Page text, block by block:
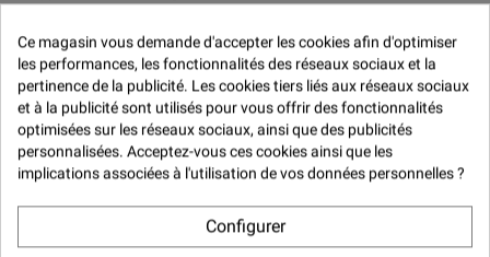
Nettoyage et Finition en Un : Élimine les saletés tout en laissant une
surface lisse et protégée.
Brillance Durable : Laisse un fini brillant et résistant aux intempéries, à
la poussière et à l'eau.
Facilité d’Application : S'applique facilement avec un chiffon doux, sans
nécessiter de matériel spécial.
Polyvalence : Convient à de nombreuses surfaces, offrant une solution
Ce magasin vous demande d'accepter les cookies afin d'optimiser
les performances, les fonctionnalités des réseaux sociaux et la
pertinence de la publicité. Les cookies tiers liés aux réseaux sociaux
et à la publicité sont utilisés pour vous offrir des fonctionnalités
optimisées sur les réseaux sociaux, ainsi que des publicités
personnalisées. Acceptez-vous ces cookies ainsi que les
implications associées à l'utilisation de vos données personnelles ?
Configurer